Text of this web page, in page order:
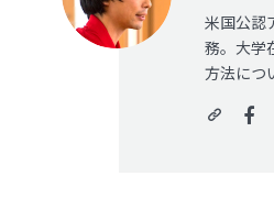
米国公認
務。大学
方法につ